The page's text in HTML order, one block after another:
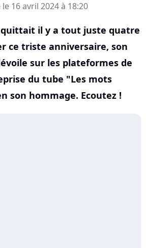
16 avril 2024 à 18:20
quittait il y a tout juste quatre
ce triste anniversaire, son
sur les plateformes de
du tube "Les mots
son hommage. Ecoutez !